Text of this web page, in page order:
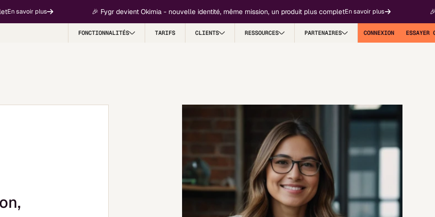
plus 🎉 Fygr devient Okimia - nouvelle identité, même mission, un produit plus completEn savoir plus 🎉
FONCTIONNALITÉS TARIFS CLIENTS RESSOURCES PARTENAIRES CONNEXION ESSAYER